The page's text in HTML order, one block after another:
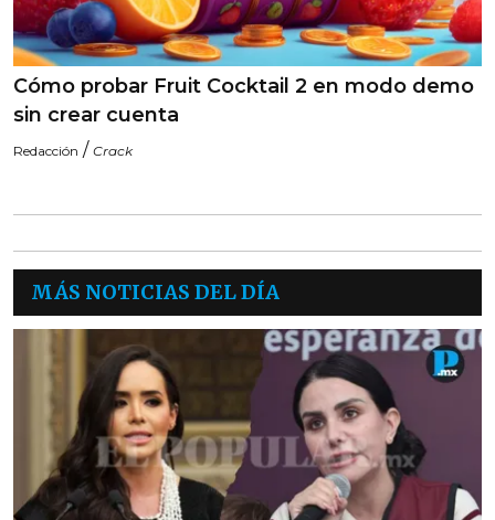
Cómo probar Fruit Cocktail 2 en modo demo
sin crear cuenta
Redacción / Crack
MÁS NOTICIAS DEL DÍA